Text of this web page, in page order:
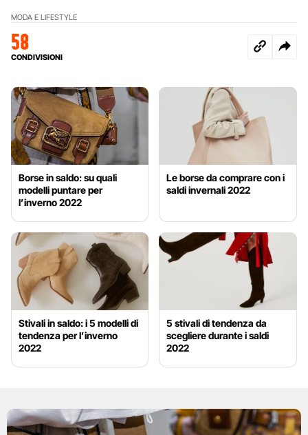
MODA E LIFESTYLE
58
CONDIVISIONI
Borse in saldo: su quali
modelli puntare per
l’inverno 2022
Le borse da comprare con i
saldi invernali 2022
Stivali in saldo: i 5 modelli di
tendenza per l’inverno
2022
5 stivali di tendenza da
scegliere durante i saldi
2022